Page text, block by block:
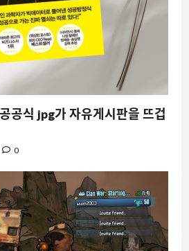
공식 jpg가 자유게시판을 뜨겁
0